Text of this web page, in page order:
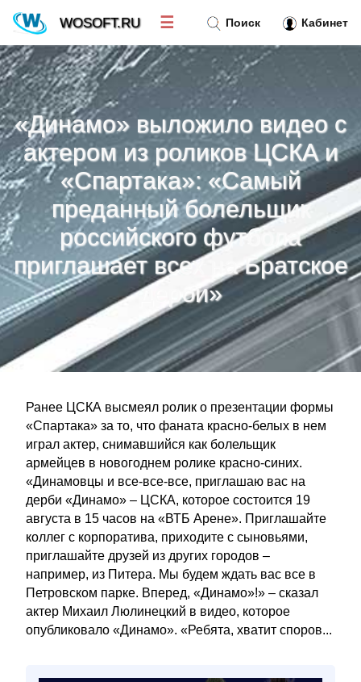
«Динамо» выложило видео с
актером из роликов ЦСКА и
«Спартака»: «Самый
преданный болельщик
российского футбола
приглашает всех на Братское
дерби»
Ранее ЦСКА высмеял ролик о презентации формы
«Спартака» за то, что фаната красно-белых в нем
играл актер, снимавшийся как болельщик
армейцев в новогоднем ролике красно-синих.
«Динамовцы и все-все-все, приглашаю вас на
дерби «Динамо» – ЦСКА, которое состоится 19
августа в 15 часов на «ВТБ Арене». Приглашайте
коллег с корпоратива, приходите с сыновьями,
приглашайте друзей из других городов –
например, из Питера. Мы будем ждать вас все в
Петровском парке. Вперед, «Динамо»!» – сказал
актер Михаил Люлинецкий в видео, которое
опубликовало «Динамо». «Ребята, хватит споров...
Поиск Кабинет
WOSOFT.RU ☰
Новости»
Тренд новостей»
Рубрики»
Правила»
Контакт»